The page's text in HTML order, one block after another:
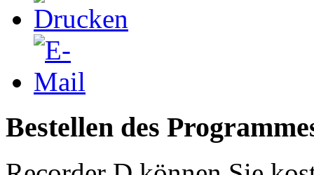
Bestellen des